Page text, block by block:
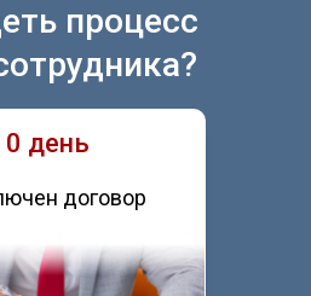
процесс
0 день
договор